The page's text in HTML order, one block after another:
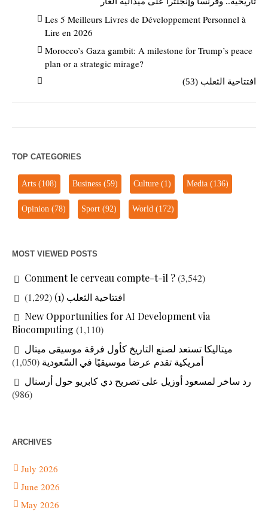
Les 5 Meilleurs Livres de Développement Personnel à
Lire en 2026
Morocco’s Gaza gambit: A milestone for Trump’s peace
plan or a strategic mirage?
افتتاحية الثعلب (53)
TOP CATEGORIES
Arts (108) Business (59) Culture (1) Media (136)
Opinion (78) Sport (92) World (172)
MOST VIEWED POSTS
Comment le cerveau compte-t-il ?(3,542)
افتتاحية الثعلب (1)
(1,292)
New Opportunities for AI Development via
Biocomputing (1,110)
ميتاليكا تستعد لصنع التاريخ كأول فرقة موسيقى ميتال
أمريكية تقدم عرضا موسيقيًا في السّعودية (1,050)
رد ساخر لمسعود أوزيل على تصريح دي كابريو حول أرسنال
(986)
ARCHIVES
July 2026
June 2026
May 2026